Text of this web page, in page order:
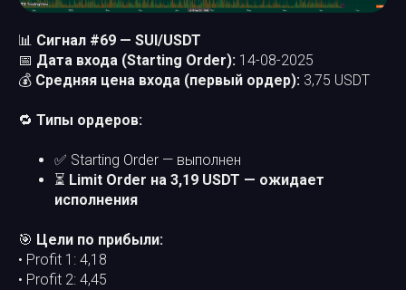
📊 Сигнал #69 — SUI/USDT
📅 Дата входа (Starting Order): 14-08-2025
💰 Средняя цена входа (первый ордер): 3,75 USDT
🔁 Типы ордеров:
✅ Starting Order — выполнен
⏳ Limit Order на 3,19 USDT — ожидает
исполнения
🎯 Цели по прибыли:
• Profit 1: 4,18
• Profit 2: 4,45